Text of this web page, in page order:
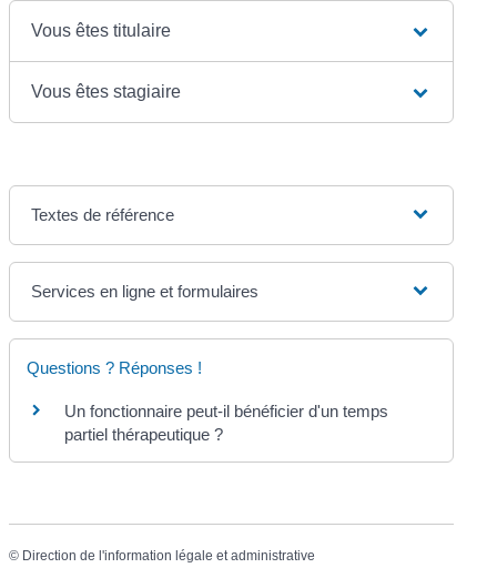
Vous êtes titulaire
Vous êtes stagiaire
Textes de référence
Services en ligne et formulaires
Questions ? Réponses !
Un fonctionnaire peut-il bénéficier d'un temps
partiel thérapeutique ?
© Direction de l'information légale et administrative